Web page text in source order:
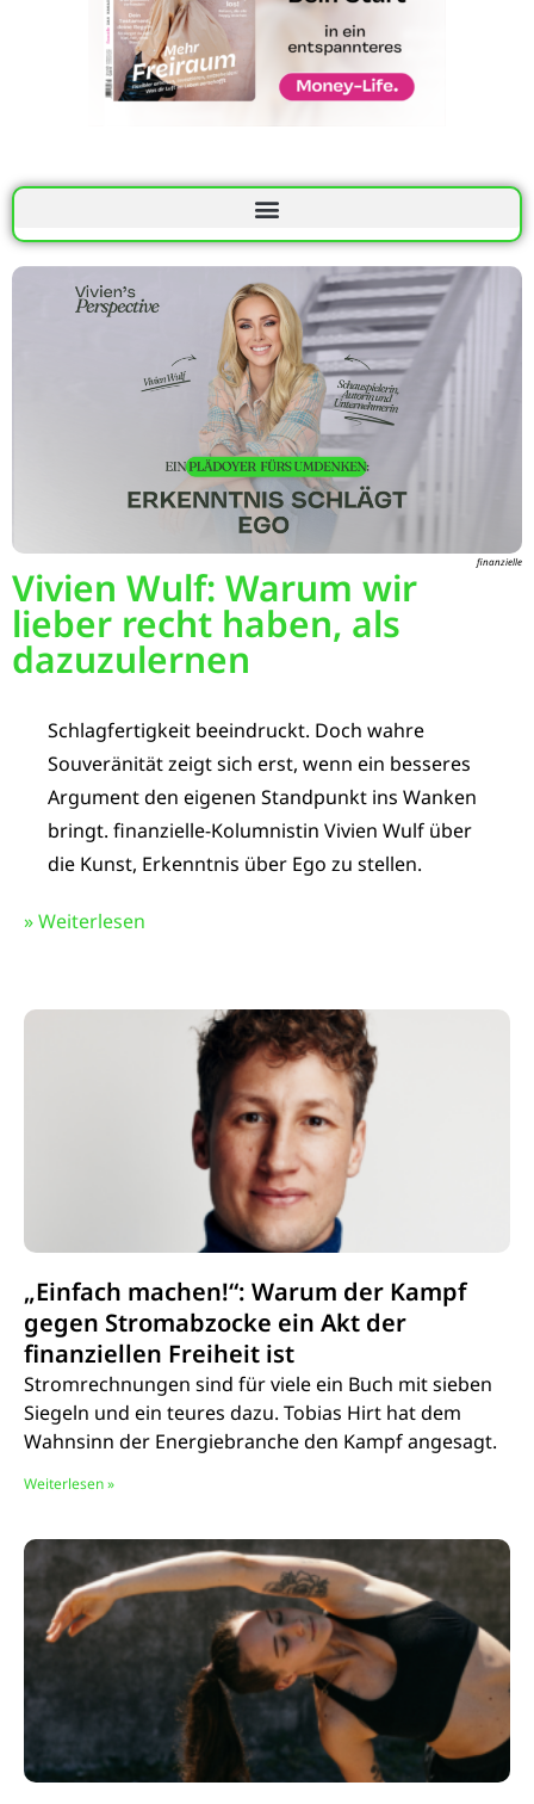
finanzielle
Vivien Wulf: Warum wir
lieber recht haben, als
dazuzulernen
Schlagfertigkeit beeindruckt. Doch wahre
Souveränität zeigt sich erst, wenn ein besseres
Argument den eigenen Standpunkt ins Wanken
bringt. finanzielle-Kolumnistin Vivien Wulf über
die Kunst, Erkenntnis über Ego zu stellen.
» Weiterlesen
„Einfach machen!“: Warum der Kampf
gegen Stromabzocke ein Akt der
finanziellen Freiheit ist
Stromrechnungen sind für viele ein Buch mit sieben
Siegeln und ein teures dazu. Tobias Hirt hat dem
Wahnsinn der Energiebranche den Kampf angesagt.
Weiterlesen »